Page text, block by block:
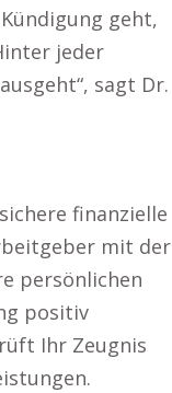
geht,
jeder
sagt Dr.
finanzielle
mit der
persönlichen
positiv
Ihr Zeugnis